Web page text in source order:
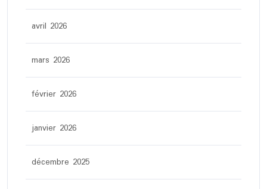
avril 2026
mars 2026
février 2026
janvier 2026
décembre 2025